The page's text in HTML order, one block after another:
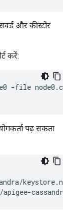
और कीस्टोर
करें:
-file
पढ़ सकता